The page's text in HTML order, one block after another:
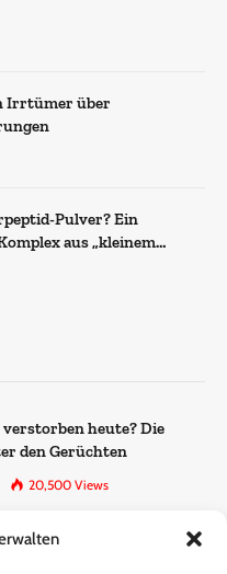
Irrtümer über
Pulver? Ein
aus „kleinem
heute? Die
den Gerüchten
20,500 Views
Traueranzeige: